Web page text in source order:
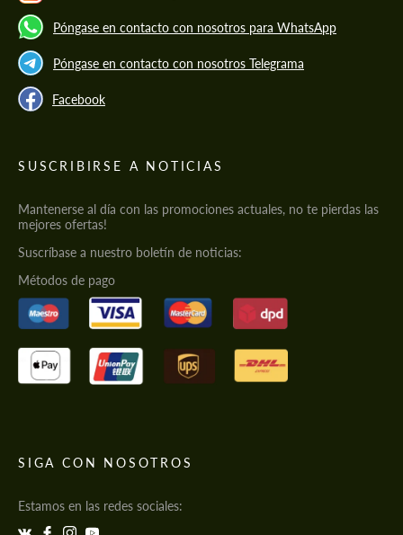
Póngase en contacto con nosotros para WhatsApp
Póngase en contacto con nosotros Telegrama
Facebook
SUSCRIBIRSE A NOTICIAS
Mantenerse al día con las promociones actuales, no te pierdas las
mejores ofertas!
Suscríbase a nuestro boletín de noticias:
Métodos de pago
SIGA CON NOSOTROS
Estamos en las redes sociales: